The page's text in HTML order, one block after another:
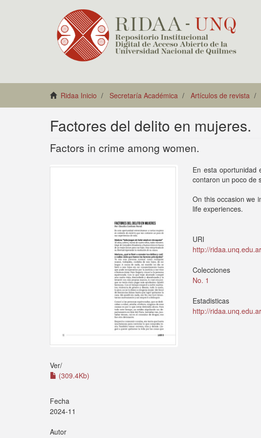
Ridaa Inicio Secretaría Académica Artículos de revista
Factores del delito en mujeres.
Factors in crime among women.
Ver/
(309.4Kb)
Fecha
2024-11
Autor
En esta oportunidad
contaron un poco de
On this occasion we
life experiences.
URI
http://
Colecciones
No. 1
Estadisticas
http://